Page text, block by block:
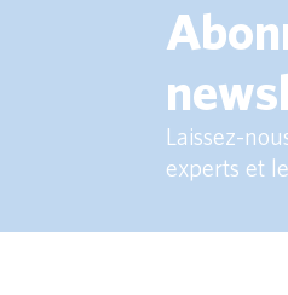
Laissez-
experts et